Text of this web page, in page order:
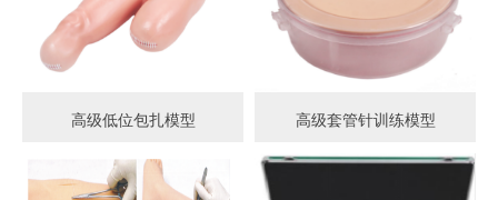
高级低位包扎模型 高级套管针训练模型